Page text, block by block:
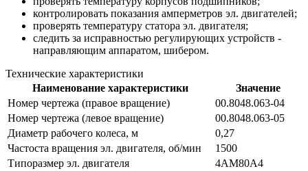
контролировать показания амперметров эл. двигателей;
проверять температуру статора эл. двигателя;
следить за исправностью регулирующих устройств -
направляющим аппаратом, шибером.
Технические характеристики
Наименование характеристики
Значение
Номер чертежа (правое вращение)
00.8048.063-04
Номер чертежа (левое вращение)
00.8048.063-05
Диаметр рабочего колеса, м
0,27
Частоста вращения эл. двигателя, об/мин
1500
Типоразмер эл. двигателя
4АМ80А4